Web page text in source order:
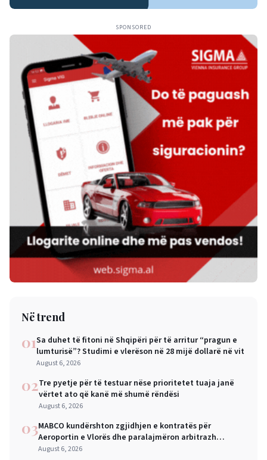
SPONSORED
Në trend
01Sa duhet të fitoni në Shqipëri për të arritur “pragun e
lumturisë”? Studimi e vlerëson në 28 mijë dollarë në vit
August 6, 2026
02Tre pyetje për të testuar nëse prioritetet tuaja janë
vërtet ato që kanë më shumë rëndësi
August 6, 2026
03MABCO kundërshton zgjidhjen e kontratës për
Aeroportin e Vlorës dhe paralajmëron arbitrazh
ndërkombëtar
August 6, 2026